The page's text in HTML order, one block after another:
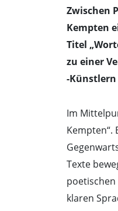
Zwischen
Kempten
Titel
zu einer
-Künstlern
Im
Kempten“.
Texte
klaren